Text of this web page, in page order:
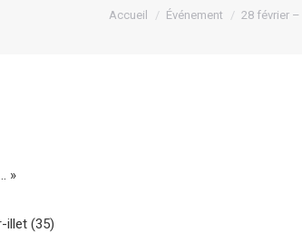
Vous êtes ici :
Accueil Événement 28 février
»
illet (35)